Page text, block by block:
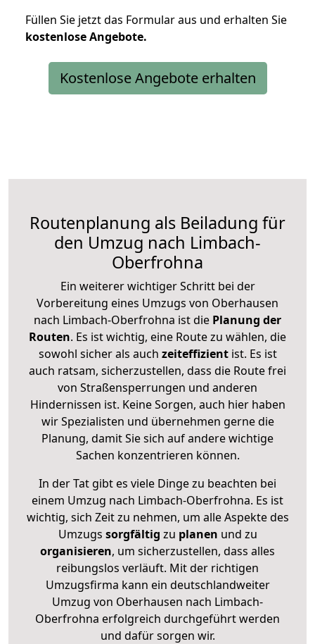
Füllen Sie jetzt das Formular aus und erhalten Sie
kostenloseAngebote.
Kostenlose Angebote erhalten
Routenplanung als Beiladung für
den Umzug nach Limbach-
Oberfrohna
Ein weiterer wichtiger Schritt bei der
Vorbereitung eines Umzugs von Oberhausen
nach Limbach-Oberfrohna ist die Planung der
Routen. Es ist wichtig, eine Route zu wählen, die
sowohl sicher als auch zeiteffizientist. Es ist
auch ratsam, sicherzustellen, dass die Route frei
von Straßensperrungen und anderen
Hindernissen ist. Keine Sorgen, auch hier haben
wir Spezialisten und übernehmen gerne die
Planung, damit Sie sich auf andere wichtige
Sachen konzentrieren können.
In der Tat gibt es viele Dinge zu beachten bei
einem Umzug nach Limbach-Oberfrohna. Es ist
wichtig, sich Zeit zu nehmen, um alle Aspekte des
Umzugs sorgfältig zu planen und zu
organisieren, um sicherzustellen, dass alles
reibungslos verläuft. Mit der richtigen
Umzugsfirma kann ein deutschlandweiter
Umzug von Oberhausen nach Limbach-
Oberfrohna erfolgreich durchgeführt werden
und dafür sorgen wir.